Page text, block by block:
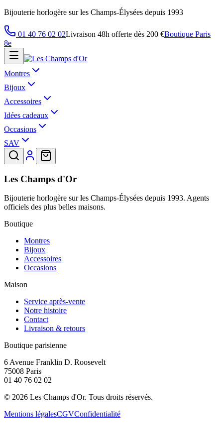
Bijouterie horlogère sur les Champs-Élysées depuis 1993
01 40 76 02 02Livraison 48h offerte dès 200 €Boutique Paris
8e
Montres
Bijoux
Accessoires
Idées cadeaux
Occasions
SAV
Les Champs d'Or
Bijouterie horlogère sur les Champs-Élysées depuis 1993. Agents
officiels des plus belles maisons.
Boutique
Montres
Bijoux
Accessoires
Occasions
Maison
Service après-vente
Notre histoire
Contact
Livraison & retours
Boutique parisienne
6 Avenue Franklin D. Roosevelt
75008 Paris
01 40 76 02 02
© 2026 Les Champs d'Or. Tous droits réservés.
Mentions légalesCGVConfidentialité